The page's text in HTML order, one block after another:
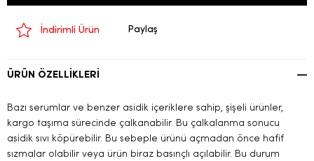
İndirimli Ürün Paylaş
ÜRÜN ÖZELLIKLERI
Bazı serumlar ve benzer asidik içeriklere sahip, şişeli ürünler,
kargo taşıma sürecinde çalkanabilir. Bu çalkalanma sonucu
asidik sıvı köpürebilir. Bu sebeple ürünü açmadan önce hafif
sızmalar olabilir veya ürün biraz basınçlı açılabilir. Bu durum